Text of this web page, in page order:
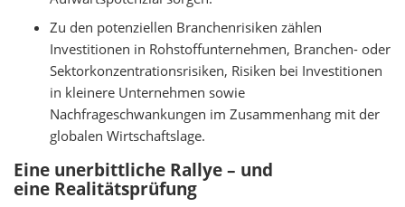
Zu den potenziellen Branchenrisiken zählen
Investitionen in Rohstoffunternehmen, Branchen- oder
Sektorkonzentrationsrisiken, Risiken bei Investitionen
in kleinere Unternehmen sowie
Nachfrageschwankungen im Zusammenhang mit der
globalen Wirtschaftslage.
Eine unerbittliche Rallye – und
eine Realitätsprüfung